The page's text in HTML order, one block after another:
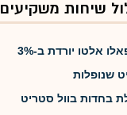
שיחות משקיעים
שנופלות
בחדות בוול סטריט